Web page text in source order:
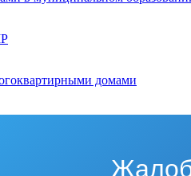
домами